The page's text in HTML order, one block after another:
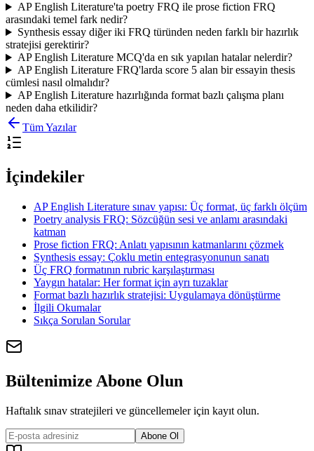
AP English Literature'ta poetry FRQ ile prose fiction FRQ
arasındaki temel fark nedir?
Synthesis essay diğer iki FRQ türünden neden farklı bir hazırlık
stratejisi gerektirir?
AP English Literature MCQ'da en sık yapılan hatalar nelerdir?
AP English Literature FRQ'larda score 5 alan bir essayin thesis
cümlesi nasıl olmalıdır?
AP English Literature hazırlığında format bazlı çalışma planı
neden daha etkilidir?
Tüm Yazılar
İçindekiler
AP English Literature sınav yapısı: Üç format, üç farklı ölçüm
Poetry analysis FRQ: Sözcüğün sesi ve anlamı arasındaki
katman
Prose fiction FRQ: Anlatı yapısının katmanlarını çözmek
Synthesis essay: Çoklu metin entegrasyonunun sanatı
Üç FRQ formatının rubric karşılaştırması
Yaygın hatalar: Her format için ayrı tuzaklar
Format bazlı hazırlık stratejisi: Uygulamaya dönüştürme
İlgili Okumalar
Sıkça Sorulan Sorular
Bültenimize Abone Olun
Haftalık sınav stratejileri ve güncellemeler için kayıt olun.
Abone Ol